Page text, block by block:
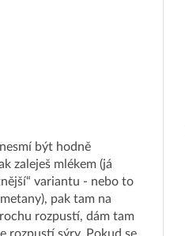
být hodně
zaleješ mlékem (já
variantu - nebo to
pak tam na
rozpustí, dám tam
rozpustí sýry. Pokud se